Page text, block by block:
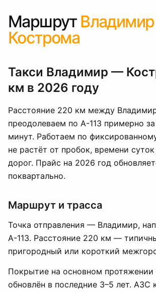
Маршрут Владимир
Кострома
Такси Владимир —
км в 2026 году
Расстояние 220 км между
преодолеваем по А-113 примерно
минут. Работаем по
не растёт от пробок, времени
дорог. Прайс на 2026 год
поквартально.
Маршрут и трасса
Точка отправления — Владимир,
А-113. Расстояние 220 км —
пригородный или короткий
Покрытие на основном
обновлён в последние 3–5 лет. АЗС